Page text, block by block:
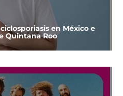
en México e
Quintana Roo